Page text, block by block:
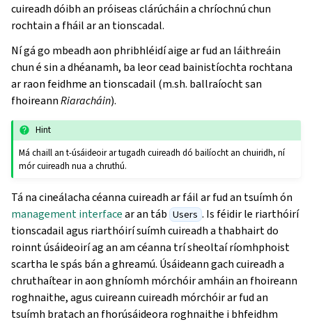
cuireadh dóibh an próiseas clárúcháin a chríochnú chun
rochtain a fháil ar an tionscadal.
Ní gá go mbeadh aon phribhléidí aige ar fud an láithreáin
chun é sin a dhéanamh, ba leor cead bainistíochta rochtana
ar raon feidhme an tionscadail (m.sh. ballraíocht san
fhoireannRiaracháin).
Hint
Má chaill an t-úsáideoir ar tugadh cuireadh dó bailíocht an chuiridh, ní
mór cuireadh nua a chruthú.
Tá na cineálacha céanna cuireadh ar fáil ar fud an tsuímh ón
management interfacear an táb Users . Is féidir le riarthóirí
tionscadail agus riarthóirí suímh cuireadh a thabhairt do
roinnt úsáideoirí ag an am céanna trí sheoltaí ríomhphoist
scartha le spás bán a ghreamú. Úsáideann gach cuireadh a
chruthaítear in aon ghníomh mórchóir amháin an fhoireann
roghnaithe, agus cuireann cuireadh mórchóir ar fud an
tsuímh bratach an fhorúsáideora roghnaithe i bhfeidhm